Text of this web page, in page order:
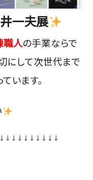
井一夫展
職人の手業ならで
にして次世代まで
います。